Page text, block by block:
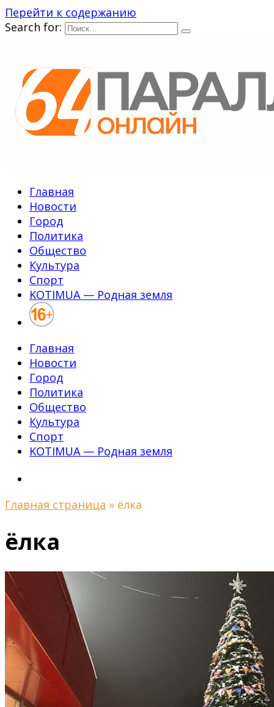
Перейти к содержанию
Search for:
Главная
Новости
Город
Политика
Общество
Культура
Спорт
KOTIMUA — Родная земля
Главная
Новости
Город
Политика
Общество
Культура
Спорт
KOTIMUA — Родная земля
Главная страница » ёлка
ёлка